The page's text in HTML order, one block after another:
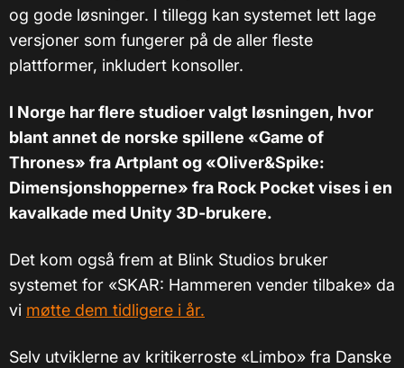
og gode løsninger. I tillegg kan systemet lett lage
versjoner som fungerer på de aller fleste
plattformer, inkludert konsoller.
I Norge har flere studioer valgt løsningen, hvor
blant annet de norske spillene «Game of
Thrones» fra Artplant og «Oliver&Spike:
Dimensjonshopperne» fra Rock Pocket vises i en
kavalkade med Unity 3D-brukere.
Det kom også frem at Blink Studios bruker
systemet for «SKAR: Hammeren vender tilbake» da
vi møtte dem tidligere i år.
Selv utviklerne av kritikerroste «Limbo» fra Danske